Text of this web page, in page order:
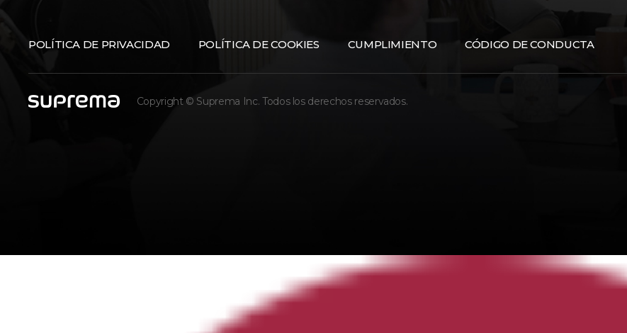
POLÍTICA DE PRIVACIDAD POLÍTICA DE COOKIES CUMPLIMIENTO CÓDIGO DE CONDUCTA
Copyright © Suprema Inc. Todos los derechos reservados.